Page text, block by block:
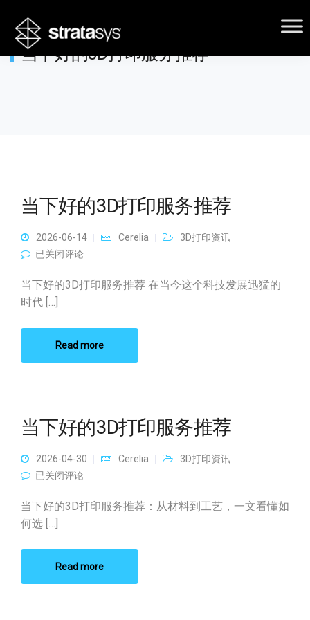
当下好的3D打印服务推荐
当下好的3D打印服务推荐
2026-06-14 Cerelia
3D打印资讯
当下好的3D打印服务推荐
已关闭评论
当下好的3D打印服务推荐 在当今这个科技发展迅猛的
时代 […]
Read more
当下好的3D打印服务推荐
2026-04-30 Cerelia
3D打印资讯
当下好的3D打印服务推荐
已关闭评论
当下好的3D打印服务推荐：从材料到工艺，一文看懂如
何选 […]
Read more